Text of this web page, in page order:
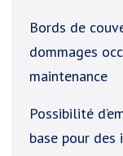
Bords de
dommages
maintenance
Possibilité
base pour